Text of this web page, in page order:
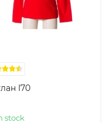
I70
stock